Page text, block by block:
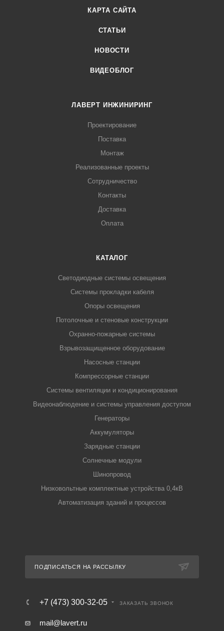
КАРТА САЙТА
СТАТЬИ
НОВОСТИ
ВИДЕОБЛОГ
ЛАВЕРТ ИНЖИНИРИНГ
Проектирование
Поставка
Монтаж
Реализованные проекты
Сотрудничество
Контакты
Доставка
Оплата
КАТАЛОГ
Светодиодные системы освещения
Системы прокладки кабеля
Опоры освещения
Потолочные и стеновые конструкции
Охранно-пожарные системы
Взрывозащищенное оборудование
Насосные станции
Компрессорные станции
Системы вентиляции и кондиционирования
Видеонаблюдение и системы управления доступом
Генераторы
Аккумуляторы
Зарядные станции
Солнечные модули
Шинопровод
Низковольтные комплектные устройства 0,4кВ
Автоматизация зданий и процессов
ПОДПИСАТЬСЯ НА РАССЫЛКУ
+7 (473) 300-32-05 ЗАКАЗАТЬ ЗВОНОК
mail@lavert.ru